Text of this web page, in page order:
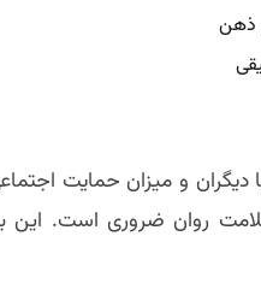
ذهن
دیگران و میزان حمایت
روان ضروری است. این